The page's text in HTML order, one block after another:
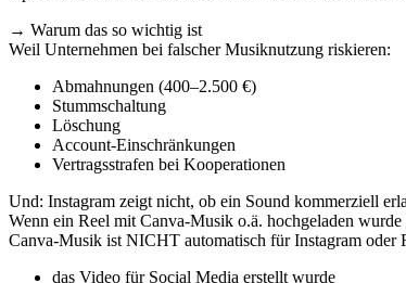
→ Warum das so wichtig ist
Weil Unternehmen bei falscher Musiknutzung riskieren:
Abmahnungen (400–2.500 €)
Stummschaltung
Löschung
Account-Einschränkungen
Vertragsstrafen bei Kooperationen
Und: Instagram zeigt nicht, ob ein Sound kommerziell
Wenn ein Reel mit Canva-Musik o.ä. hochgeladen
Canva-Musik ist NICHT automatisch für Instagram oder
das Video für Social Media erstellt wurde